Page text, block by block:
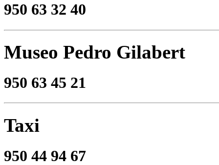
950 63 32 40
Museo Pedro Gilabert
950 63 45 21
Taxi
950 44 94 67